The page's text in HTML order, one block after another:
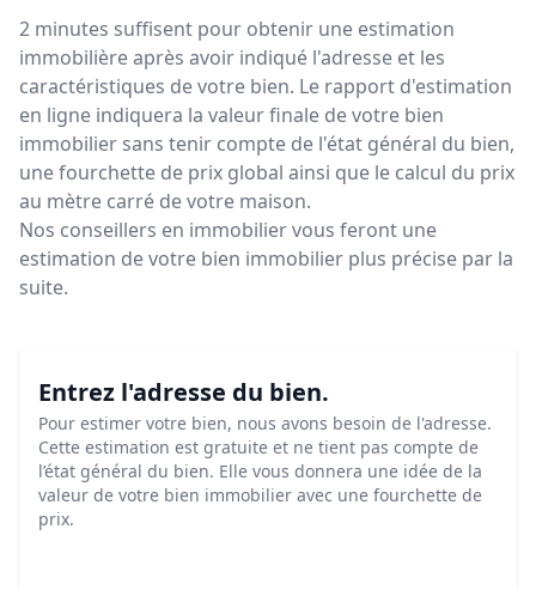
2 minutes suffisent pour obtenir une estimation
immobilière après avoir indiqué l'adresse et les
caractéristiques de votre bien. Le rapport d'estimation
en ligne indiquera la valeur finale de votre bien
immobilier sans tenir compte de l'état général du bien,
une fourchette de prix global ainsi que le calcul du prix
au mètre carré de votre maison.
Nos conseillers en immobilier vous feront une
estimation de votre bien immobilier plus précise par la
suite.
Entrez l'adresse du bien.
Pour estimer votre bien, nous avons besoin de l'adresse.
Cette estimation est gratuite et ne tient pas compte de
l’état général du bien. Elle vous donnera une idée de la
valeur de votre bien immobilier avec une fourchette de
prix.